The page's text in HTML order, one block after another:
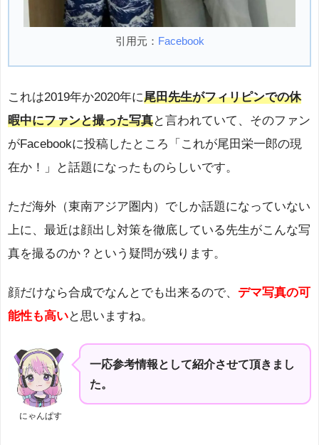
引用元： Facebook
これは2019年か2020年に尾田先生がフィリピンでの休
暇中にファンと撮った写真と言われていて、そのファン
がFacebookに投稿したところ「これが尾田栄一郎の現
在か！」と話題になったものらしいです。
ただ海外（東南アジア圏内）でしか話題になっていない
上に、最近は顔出し対策を徹底している先生がこんな写
真を撮るのか？という疑問が残ります。
顔だけなら合成でなんとでも出来るので、 デマ写真の可
能性も高いと思いますね。
にゃんぱす
一応参考情報として紹介させて頂きまし
た。